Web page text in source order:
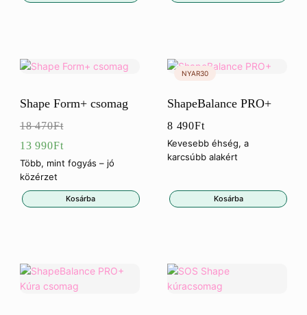
Shape Form+ csomag
18 470Ft
Eredeti
ár:
18
470Ft.
13 990Ft
Jelenlegi
ár:
13
Több, mint fogyás – jó
közérzet
Kosárba
ShapeBalance PRO+
8 490Ft
Kevesebb éhség, a
karcsúbb alakért
Kosárba